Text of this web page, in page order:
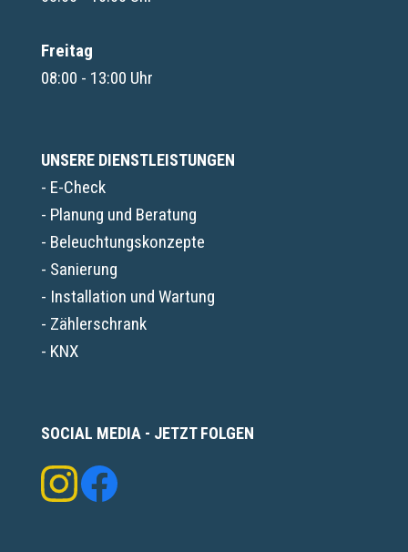
Freitag
08:00 - 13:00 Uhr
UNSERE DIENSTLEISTUNGEN
- E-Check
- Planung und Beratung
- Beleuchtungskonzepte
- Sanierung
- Installation und Wartung
- Zählerschrank
- KNX
SOCIAL MEDIA - JETZT FOLGEN